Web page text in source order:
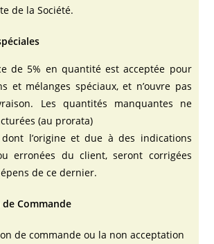
de la Société.
de 5% en quantité est acceptée pour
et mélanges spéciaux, et n’ouvre pas
Les quantités manquantes ne
(au prorata)
l’origine et due à des indications
erronées du client, seront corrigées
de ce dernier.
Commande
de commande ou la non acceptation